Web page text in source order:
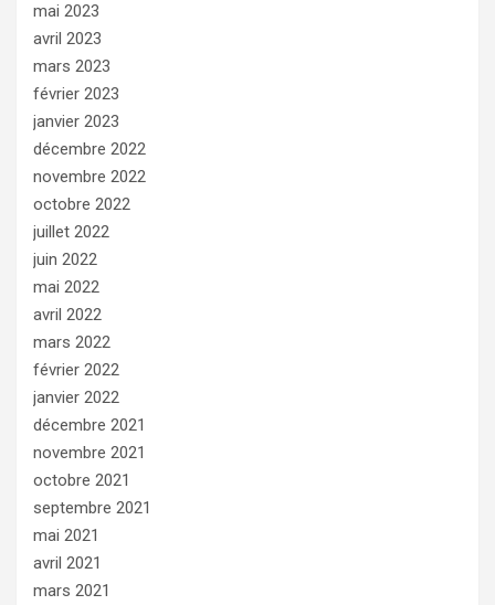
mai 2023
avril 2023
mars 2023
février 2023
janvier 2023
décembre 2022
novembre 2022
octobre 2022
juillet 2022
juin 2022
mai 2022
avril 2022
mars 2022
février 2022
janvier 2022
décembre 2021
novembre 2021
octobre 2021
septembre 2021
mai 2021
avril 2021
mars 2021